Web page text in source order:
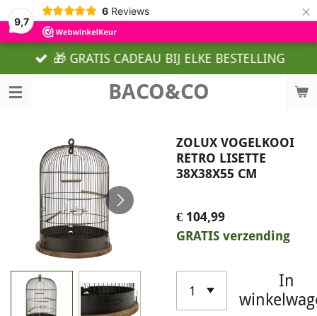
9,7
6 Reviews ×
BACO&CO
🎁 GRATIS CADEAU BIJ ELKE BESTELLING
ZOLUX VOGELKOOI
RETRO LISETTE
38X38X55 CM
€ 104,99
GRATIS verzending
In